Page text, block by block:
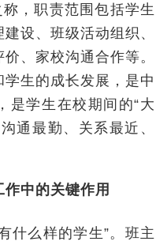
，职责范围包括学生
设、班级活动组织、
、家校沟通合作等。
生的成长发展，是中
是学生在校期间的“大
通最勤、关系最近、
中的关键作用
什么样的学生”。班主